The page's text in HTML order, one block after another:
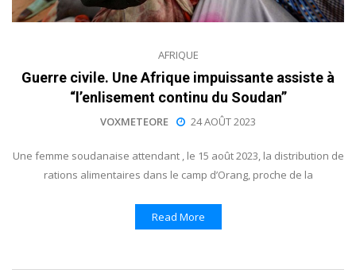
AFRIQUE
Guerre civile. Une Afrique impuissante assiste à
“l’enlisement continu du Soudan”
VOXMETEORE 24 AOÛT 2023
Une femme soudanaise attendant , le 15 août 2023, la distribution de
rations alimentaires dans le camp d’Orang, proche de la
Read More